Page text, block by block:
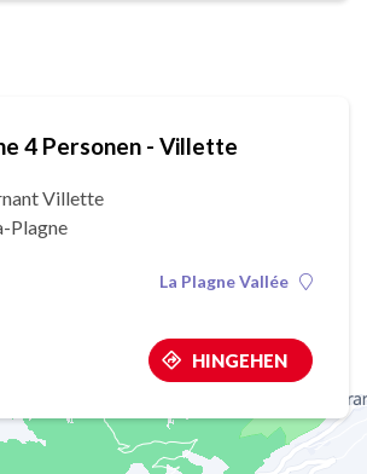
4 Personen - Villette
Villette
Plagne
La Plagne Vallée
HINGEHEN